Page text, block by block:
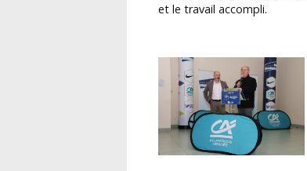
et le travail accompli.